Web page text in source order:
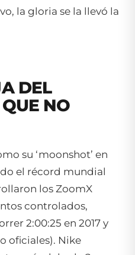
la gloria se la llevó la
DEL
NO
su ‘moonshot’ en
el récord mundial
los ZoomX
controlados,
2:00:25 en 2017 y
oficiales). Nike